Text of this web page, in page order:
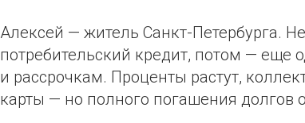
Алексей — житель Санкт-Петербурга.
потребительский кредит, потом —
и рассрочкам. Проценты растут,
карты — но полного погашения долгов